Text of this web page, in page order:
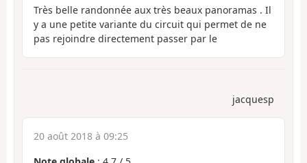
Très belle randonnée aux très beaux panoramas . Il
y a une petite variante du circuit qui permet de ne
pas rejoindre directement passer par le
jacquesp
20 août 2018 à 09:25